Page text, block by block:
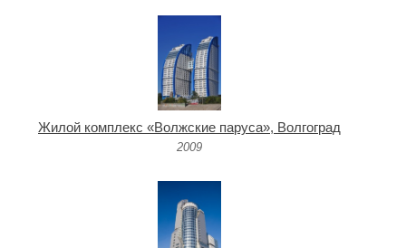
Жилой комплекс «Волжские паруса», Волгоград
2009